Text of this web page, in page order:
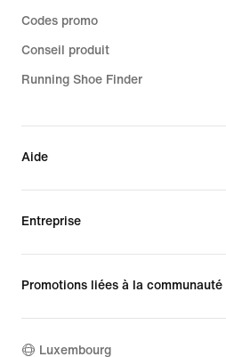
Codes promo
Conseil produit
Running Shoe Finder
Aide
Entreprise
Promotions liées à la communauté
Luxembourg